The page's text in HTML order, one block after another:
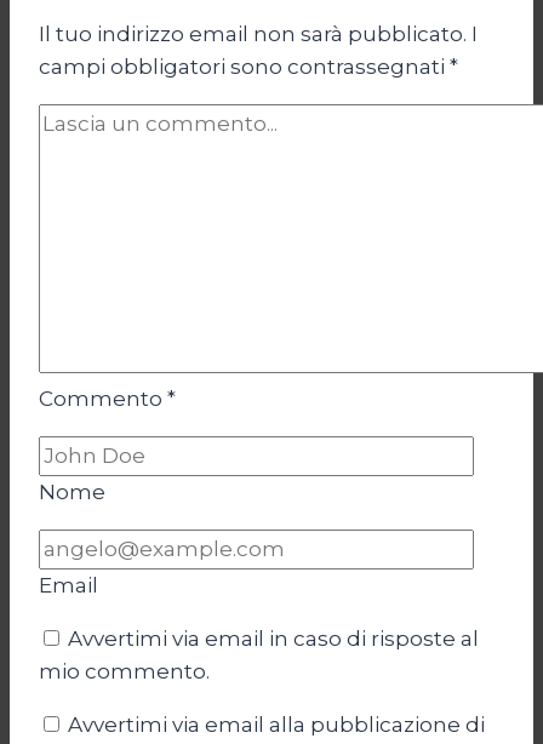
Il tuo indirizzo email non sarà pubblicato. I
campi obbligatori sono contrassegnati *
Commento *
Nome
Email
Avvertimi via email in caso di risposte al
mio commento.
Avvertimi via email alla pubblicazione di